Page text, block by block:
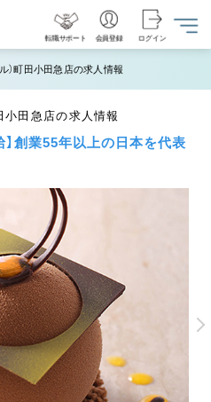
転職サポート 会員登録 ログイン
）町田小田急店の求人情報
小田急店の求人情報
】創業55年以上の日本を代表